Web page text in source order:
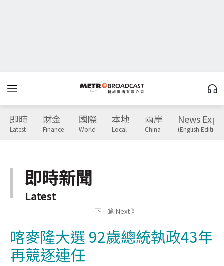
即時
Latest
財金
Finance
國際
World
本地
Local
兩岸
China
News
(English Edition)
即時新聞
Latest
下一篇 Next 》
喀麥隆大選 92歲總統執政43年
再競逐連任